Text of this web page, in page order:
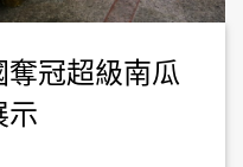
冠超級南瓜
示